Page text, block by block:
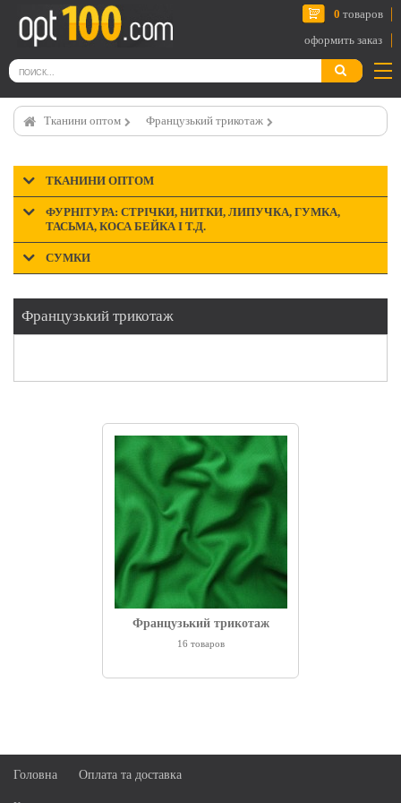
0 товаров
оформить заказ
Тканини оптом Французький трикотаж
ТКАНИНИ ОПТОМ
ФУРНІТУРА: СТРІЧКИ, НИТКИ, ЛИПУЧКА, ГУМКА,
ТАСЬМА, КОСА БЕЙКА І Т.Д.
СУМКИ
Французький трикотаж
Французький трикотаж
16 товаров
Головна Оплата та доставка